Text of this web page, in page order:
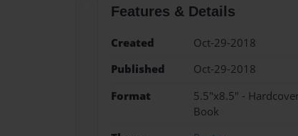
Features & Details
Created
Oct-29-2018
Published
Oct-29-2018
Format
5.5"x8.5" -
Book